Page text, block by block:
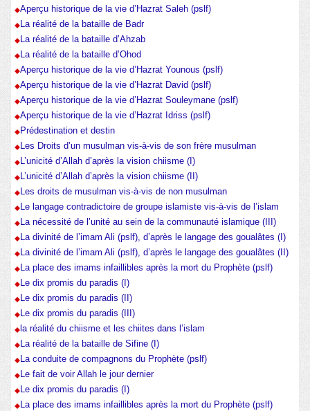
Aperçu historique de la vie d’Hazrat Saleh (pslf)
La réalité de la bataille de Badr
La réalité de la bataille d’Ahzab
La réalité de la bataille d’Ohod
Aperçu historique de la vie d’Hazrat Younous (pslf)
Aperçu historique de la vie d’Hazrat David (pslf)
Aperçu historique de la vie d’Hazrat Souleymane (pslf)
Aperçu historique de la vie d’Hazrat Idriss (pslf)
Prédestination et destin
Les Droits d’un musulman vis-à-vis de son frère musulman
L’unicité d’Allah d’après la vision chiisme (I)
L’unicité d’Allah d’après la vision chiisme (II)
Les droits de musulman vis-à-vis de non musulman
Le langage contradictoire de groupe islamiste vis-à-vis de l’islam
La nécessité de l’unité au sein de la communauté islamique (III)
La divinité de l’imam Ali (pslf), d’après le langage des goualâtes (I)
La divinité de l’imam Ali (pslf), d’après le langage des goualâtes (II)
La place des imams infaillibles après la mort du Prophète (pslf)
Le dix promis du paradis (I)
Le dix promis du paradis (II)
Le dix promis du paradis (III)
la réalité du chiisme et les chiites dans l’islam
La réalité de la bataille de Sifine (I)
La conduite de compagnons du Prophète (pslf)
Le fait de voir Allah le jour dernier
Le dix promis du paradis (I)
La place des imams infaillibles après la mort du Prophète (pslf)